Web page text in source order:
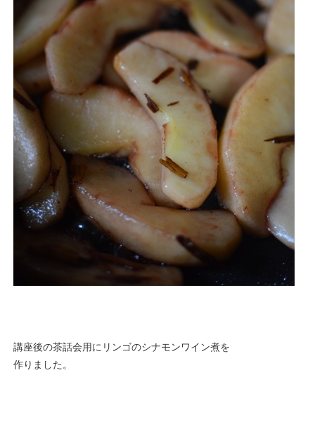
講座後の茶話会用にリンゴのシナモンワイン煮を
作りました。